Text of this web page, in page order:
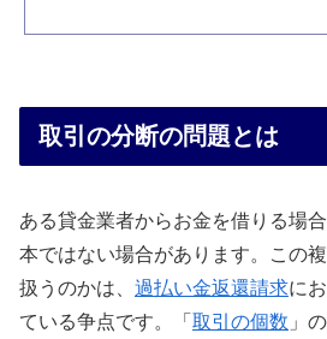
取引の分断の問題とは
ある貸金業者からお金を借りる場合
本ではない場合があります。この
扱うのかは、 過払い金返還請求に
ている争点です。「 取引の個数 」